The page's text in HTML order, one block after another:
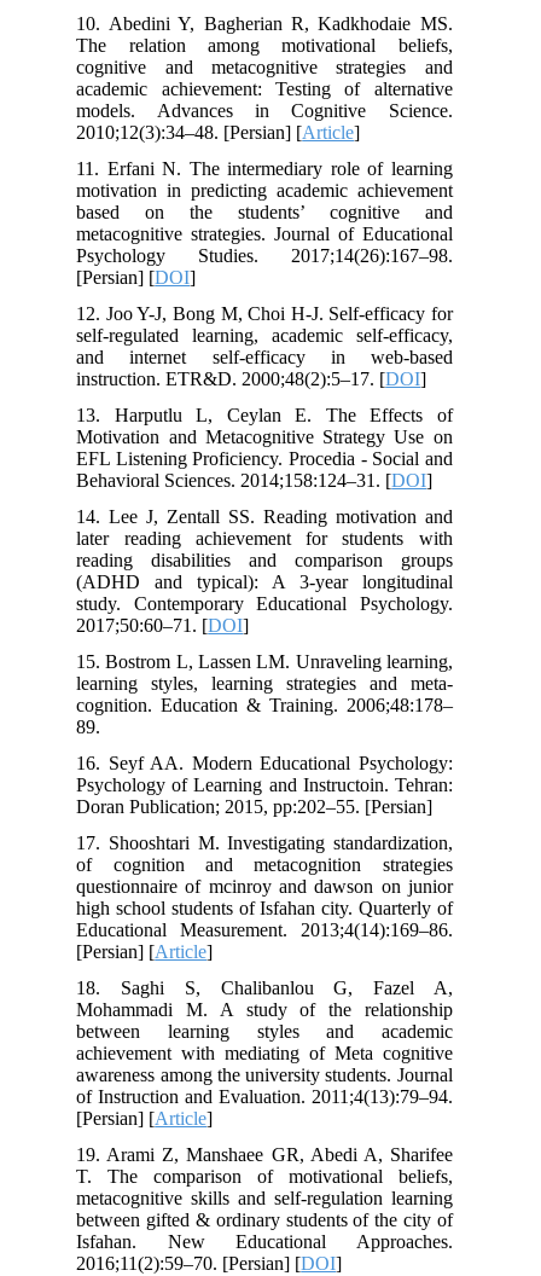
10. Abedini Y, Bagherian R, Kadkhodaie MS.
The relation among motivational beliefs,
cognitive and metacognitive strategies and
academic achievement: Testing of alternative
models. Advances in Cognitive Science.
2010;12(3):34–48. [Persian] [Article
11. Erfani N. The intermediary role of learning
motivation in predicting academic achievement
based on the students’ cognitive and
metacognitive strategies. Journal of Educational
Psychology Studies. 2017;14(26):167–98.
[Persian] [DOI
12. Joo Y-J, Bong M, Choi H-J. Self-efficacy for
self-regulated learning, academic self-efficacy,
and internet self-efficacy in web-based
instruction. ETR&D. 2000;48(2):5–17. [DOI
13. Harputlu L, Ceylan E. The Effects of
Motivation and Metacognitive Strategy Use on
EFL Listening Proficiency. Procedia - Social and
Behavioral Sciences. 2014;158:124–31. [DOI
14. Lee J, Zentall SS. Reading motivation and
later reading achievement for students with
reading disabilities and comparison groups
(ADHD and typical): A 3-year longitudinal
study. Contemporary Educational Psychology.
2017;50:60–71. [DOI
15. Bostrom L, Lassen LM. Unraveling learning,
learning styles, learning strategies and meta-
cognition. Education & Training. 2006;48:178–
89.
16. Seyf AA. Modern Educational Psychology:
Psychology of Learning and Instructoin. Tehran:
Doran Publication; 2015, pp:202–55. [Persian]
17. Shooshtari M. Investigating standardization,
of cognition and metacognition strategies
questionnaire of mcinroy and dawson on junior
high school students of Isfahan city. Quarterly of
Educational Measurement. 2013;4(14):169–86.
[Persian] [Article
18. Saghi S, Chalibanlou G, Fazel A,
Mohammadi M. A study of the relationship
between learning styles and academic
achievement with mediating of Meta cognitive
awareness among the university students. Journal
of Instruction and Evaluation. 2011;4(13):79–94.
[Persian] [Article
19. Arami Z, Manshaee GR, Abedi A, Sharifee
T. The comparison of motivational beliefs,
metacognitive skills and self-regulation learning
between gifted & ordinary students of the city of
Isfahan. New Educational Approaches.
2016;11(2):59–70. [Persian] [DOI